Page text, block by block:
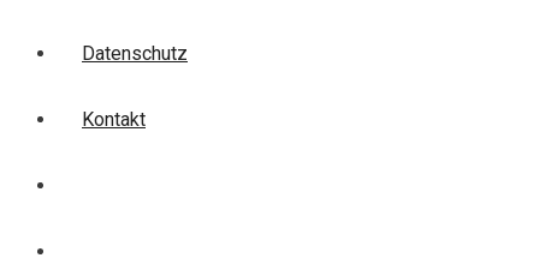
Datenschutz
Kontakt